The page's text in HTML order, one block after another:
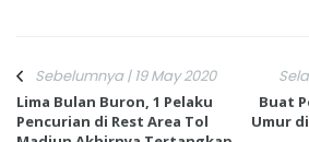
Sebelumnya | 19 May 2020
Lima Bulan Buron, 1 Pelaku
Pencurian di Rest Area Tol
Buat
Umur